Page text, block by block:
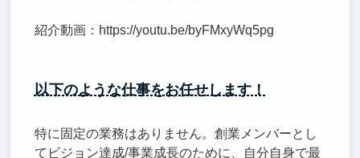
紹介動画：https://youtu.be/byFMxyWq5pg
以下のような仕事をお任せします！
特に固定の業務はありません。創業メンバーとし
てビジョン達成/事業成長のために、自分自身で最